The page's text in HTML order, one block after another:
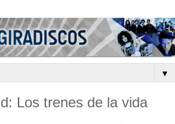
▼
Los trenes de la vida